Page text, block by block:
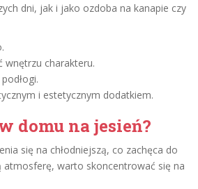
dni, jak i jako ozdoba na kanapie czy
wnętrzu charakteru.
i estetycznym dodatkiem.
domu na jesień?
się na chłodniejszą, co zachęca do
atmosferę, warto skoncentrować się na